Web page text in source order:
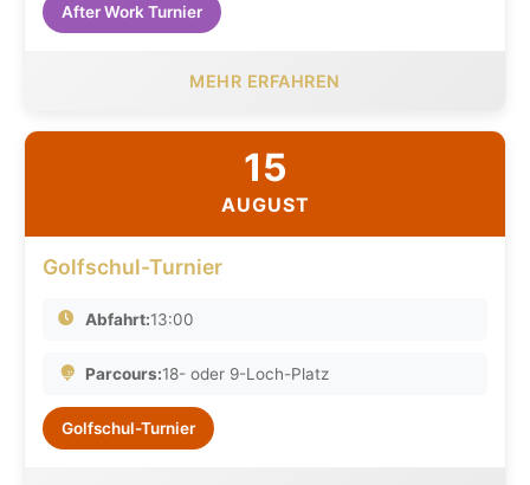
After Work Turnier
MEHR ERFAHREN
15
AUGUST
Golfschul-Turnier
Abfahrt:13:00
Parcours:18- oder 9-Loch-Platz
Golfschul-Turnier